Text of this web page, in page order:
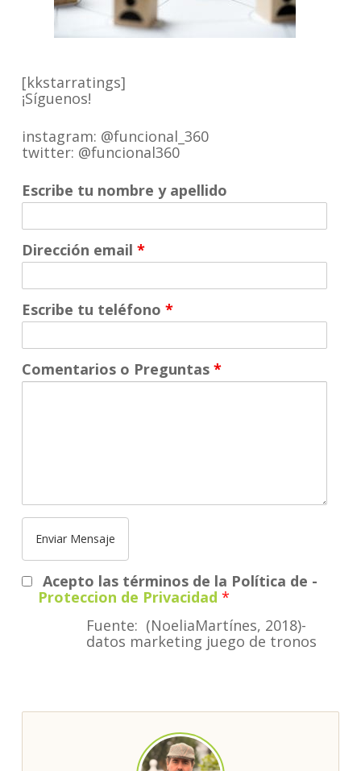
[kkstarratings]
¡Síguenos!
instagram: @funcional_360
twitter: @funcional360
Escribe tu nombre y apellido
Dirección email *
Escribe tu teléfono *
Comentarios o Preguntas *
Acepto las términos de la Política de -
Proteccion de Privacidad *
Fuente: (NoeliaMartínes, 2018)-
datos marketing juego de tronos